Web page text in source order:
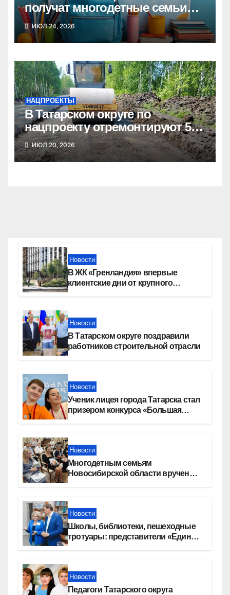
получат многодетные семьи
Новосибирской области к
школе
ИЮЛ 24, 2026
НАЦПРОЕКТЫ
В Татарском округе по
нацпроекту отремонтируют 5
километров дорог
ИЮЛ 20, 2026
Новости
В ЖК «Гренландия» впервые
клиентские дни от крупного
Новости
В Татарском округе поздравили
работников строительной отрасли
Новости
Ученик лицея города Татарска стал
призером конкурса «Большая
Новости
Многодетным семьям
Новосибирской области вручены
Новости
Школы, библиотеки, пешеходные
тротуары: представители «Единой
Новости
Педагоги Татарского округа